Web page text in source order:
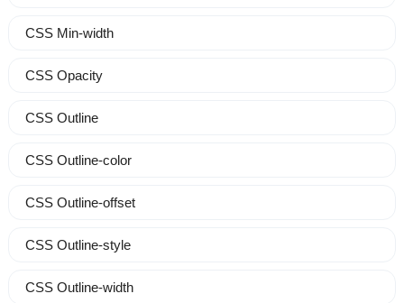
CSS Min-width
CSS Opacity
CSS Outline
CSS Outline-color
CSS Outline-offset
CSS Outline-style
CSS Outline-width